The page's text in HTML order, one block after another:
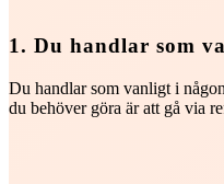
1. Du handlar som
Du handlar som vanligt i
du behöver göra är att gå via